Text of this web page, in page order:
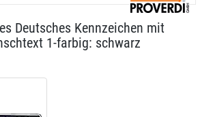
Deutsches Kennzeichen mit
1-farbig: schwarz